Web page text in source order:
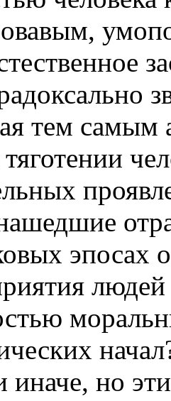
тем самым
эпосах
людей
иначе, но